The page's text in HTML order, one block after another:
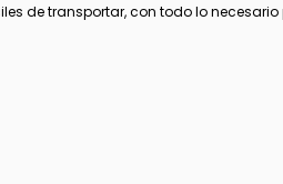
de transportar, con todo lo